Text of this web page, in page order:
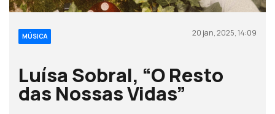
MÚSICA 20 jan, 2025, 14:09
Luísa Sobral, “O Resto
das Nossas Vidas”